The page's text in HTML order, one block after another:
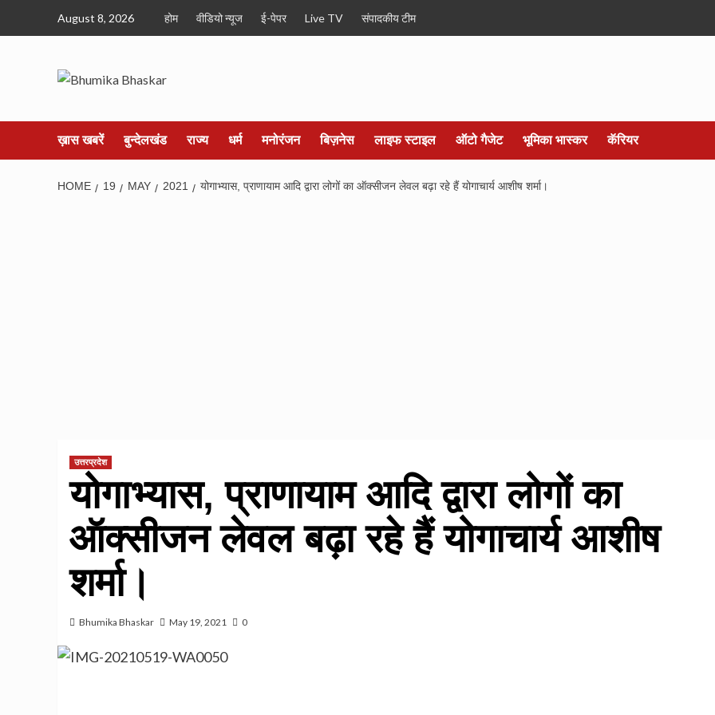
August 8, 2026 होम वीडियो न्यूज ई-पेपर Live TV संपादकीय टीम
ख़ास खबरें बुन्देलखंड राज्य धर्म मनोरंजन बिज़नेस लाइफ स्टाइल ऑटो गैजेट भूमिका भास्कर कॅरियर
HOME 19 MAY 2021 योगाभ्यास, प्राणायाम आदि द्वारा लोगों का ऑक्सीजन लेवल बढ़ा रहे हैं योगाचार्य आशीष शर्मा।
उत्तरप्रदेश
योगाभ्यास, प्राणायाम आदि द्वारा लोगों का
ऑक्सीजन लेवल बढ़ा रहे हैं योगाचार्य आशीष
शर्मा।
Bhumika Bhaskar May 19, 2021 0